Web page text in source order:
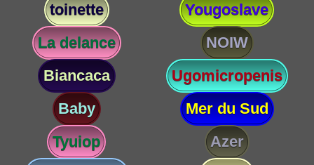
toinette
Yougoslave
La delance
NOIW
Biancaca
Ugomicropenis
Baby
Mer du Sud
Tyuiop
Azer